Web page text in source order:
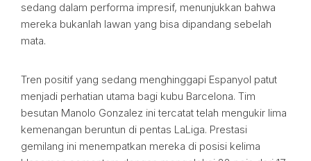
sedang dalam performa impresif, menunjukkan bahwa
mereka bukanlah lawan yang bisa dipandang sebelah
mata.
Tren positif yang sedang menghinggapi Espanyol patut
menjadi perhatian utama bagi kubu Barcelona. Tim
besutan Manolo Gonzalez ini tercatat telah mengukir lima
kemenangan beruntun di pentas LaLiga. Prestasi
gemilang ini menempatkan mereka di posisi kelima